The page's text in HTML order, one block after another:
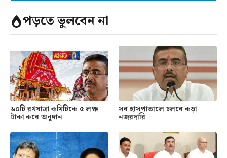
পড়তে ভুলবেন না
৬০টি রথযাত্রা কমিটিকে ৫ লক্ষ
টাকা করে অনুদান
সব হাসপাতালে চলবে কড়া
নজরদারি